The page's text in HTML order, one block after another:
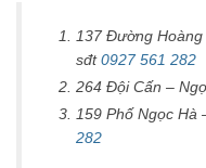
137 Đường
sđt0927 561 282
264 Đội Cấn –
159 Phố Ngọc Hà
282